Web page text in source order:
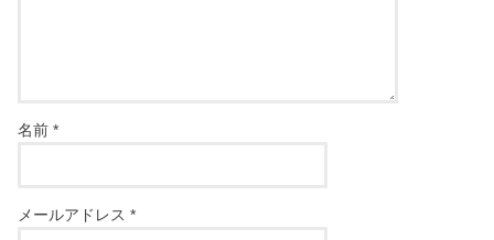
名前*
メールアドレス*